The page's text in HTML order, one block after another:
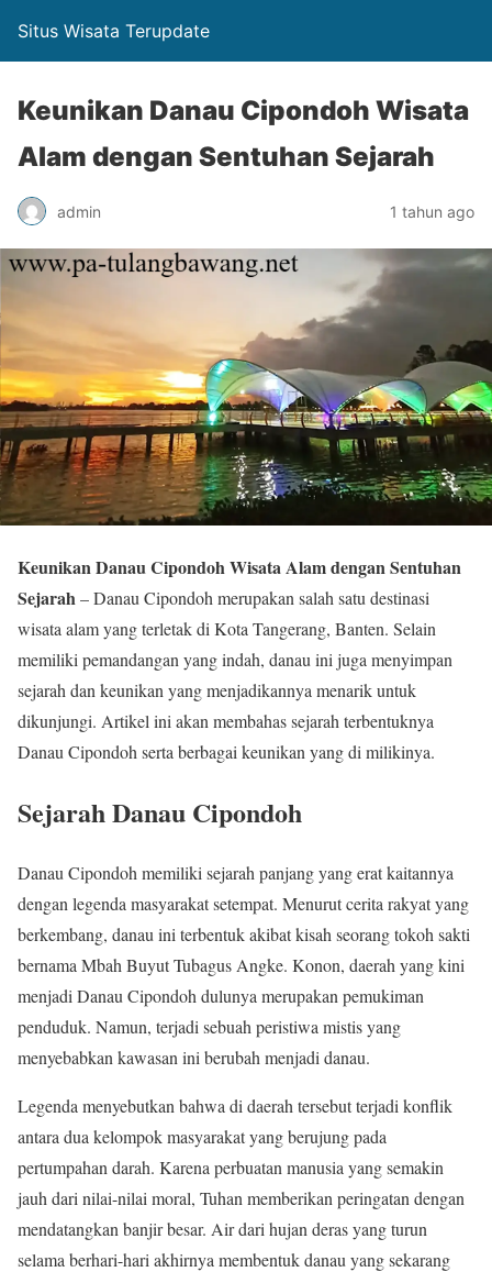
Situs Wisata Terupdate
Keunikan Danau Cipondoh Wisata
Alam dengan Sentuhan Sejarah
admin 1 tahun ago
Keunikan Danau Cipondoh Wisata Alam dengan Sentuhan
Sejarah– Danau Cipondoh merupakan salah satu destinasi
wisata alam yang terletak di Kota Tangerang, Banten. Selain
memiliki pemandangan yang indah, danau ini juga menyimpan
sejarah dan keunikan yang menjadikannya menarik untuk
dikunjungi. Artikel ini akan membahas sejarah terbentuknya
Danau Cipondoh serta berbagai keunikan yang di milikinya.
Sejarah Danau Cipondoh
Danau Cipondoh memiliki sejarah panjang yang erat kaitannya
dengan legenda masyarakat setempat. Menurut cerita rakyat yang
berkembang, danau ini terbentuk akibat kisah seorang tokoh sakti
bernama Mbah Buyut Tubagus Angke. Konon, daerah yang kini
menjadi Danau Cipondoh dulunya merupakan pemukiman
penduduk. Namun, terjadi sebuah peristiwa mistis yang
menyebabkan kawasan ini berubah menjadi danau.
Legenda menyebutkan bahwa di daerah tersebut terjadi konflik
antara dua kelompok masyarakat yang berujung pada
pertumpahan darah. Karena perbuatan manusia yang semakin
jauh dari nilai-nilai moral, Tuhan memberikan peringatan dengan
mendatangkan banjir besar. Air dari hujan deras yang turun
selama berhari-hari akhirnya membentuk danau yang sekarang